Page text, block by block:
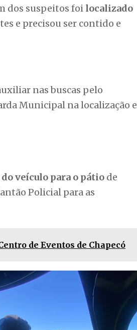
dos suspeitos foi localizado
e precisou ser contido e
nas buscas pelo
Municipal na localização e
veículo para o pátio de
Policial para as
de Eventos de Chapecó